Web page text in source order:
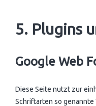
5. Plugins
Google Web
Diese Seite nutzt zur
Schriftarten so genannte